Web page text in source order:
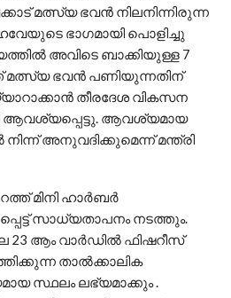
മത്സ്യ ഭവൻ നിലനിന്നിരുന്ന
ഭാഗമായി പൊളിച്ചു
അവിടെ ബാക്കിയുള്ള 7
ഭവൻ പണിയുന്നതിന്
തീരദേശ വികസന
ആവശ്യപ്പെട്ടു. ആവശ്യമായ
അനുവദിക്കുമെന്ന് മന്ത്രി
മിനി ഹാർബർ
സാധ്യതാപനം നടത്തും.
23 ആം വാർഡിൽ ഫിഷറീസ്
താൽക്കാലിക
സ്ഥലം ലഭ്യമാക്കും .